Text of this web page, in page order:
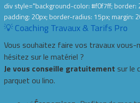
div style="background-color: #f0f7ff; border:
padding: 20px; border-radius: 15px; margin:
💡 Coaching Travaux & Tarifs Pro
Vous souhaitez faire vos travaux vous-
hésitez sur le matériel ?
Je vous conseille gratuitement sur le
parquet ou lino.